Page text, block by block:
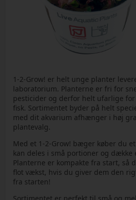
1-2-Grow! er helt unge planter
laboratorium. Planterne er fri for
pesticider og derfor helt ufarlige
fisk. Sortimentet byder på helt
med dit akvarium afhænger i høj
plantevalg.
Med et 1-2-Grow! bæger køber du
kan deles i små portioner og dække
Planterne er kompakte fra start, så
flot vækst, hvis du giver dem den
fra starten!